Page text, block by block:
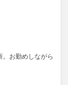
。お勤めしながら